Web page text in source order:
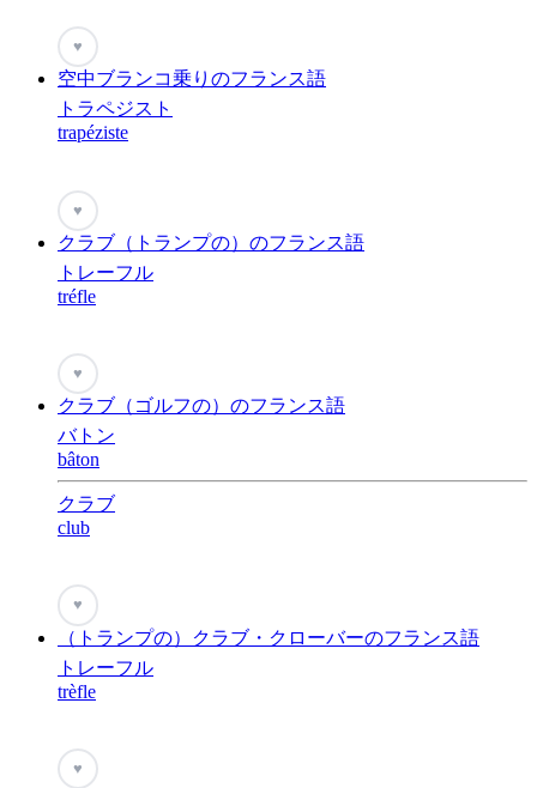
♥
空中ブランコ乗りのフランス語
トラペジスト
trapéziste
♥
クラブ（トランプの）のフランス語
トレーフル
tréfle
♥
クラブ（ゴルフの）のフランス語
バトン
bâton
クラブ
club
♥
（トランプの）クラブ・クローバーのフランス語
トレーフル
trèfle
♥